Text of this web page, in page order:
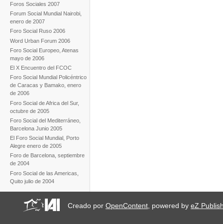
Foros Sociales 2007
Forum Social Mundial Nairobi,
enero de 2007
Foro Social Ruso 2006
Word Urban Forum 2006
Foro Social Europeo, Atenas
mayo de 2006
El X Encuentro del FCOC
Foro Social Mundial Policéntrico
de Caracas y Bamako, enero
de 2006
Foro Social de Africa del Sur,
octubre de 2005
Foro Social del Mediterráneo,
Barcelona Junio 2005
El Foro Social Mundial, Porto
Alegre enero de 2005
Foro de Barcelona, septiembre
de 2004
Foro Social de las Americas,
Quito julio de 2004
Creado porOpenContent , powered byeZ